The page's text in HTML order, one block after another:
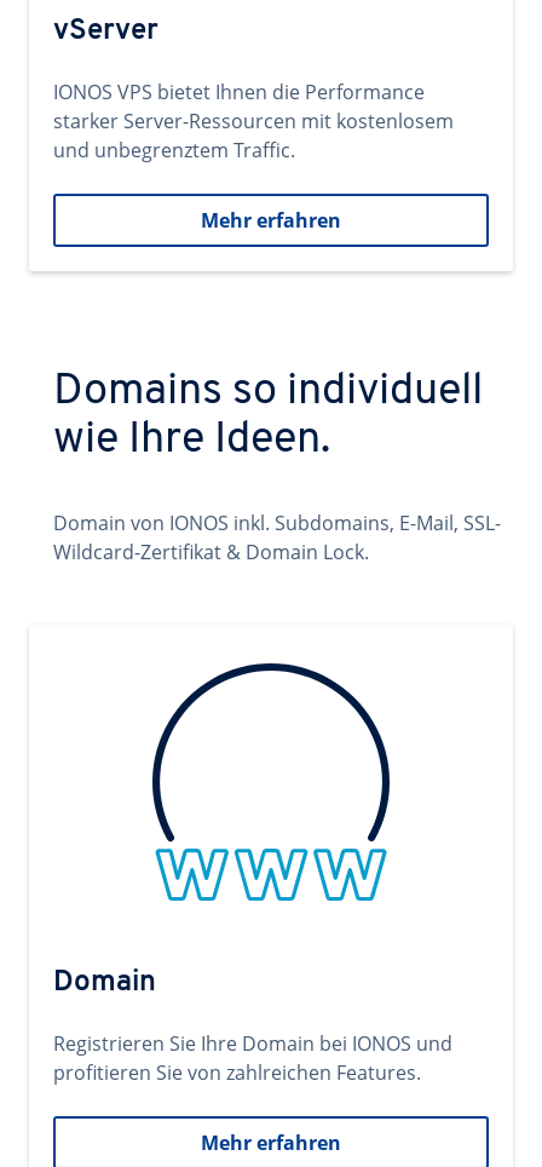
vServer
IONOS VPS bietet Ihnen die Performance
starker Server-Ressourcen mit kostenlosem
und unbegrenztem Traffic.
Mehr erfahren
Domains so individuell
wie Ihre Ideen.
Domain von IONOS inkl. Subdomains, E-Mail, SSL-
Wildcard-Zertifikat & Domain Lock.
Domain
Registrieren Sie Ihre Domain bei IONOS und
profitieren Sie von zahlreichen Features.
Mehr erfahren